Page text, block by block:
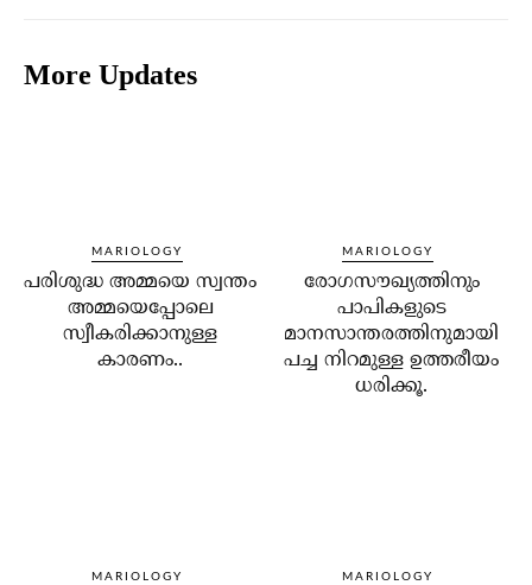
More Updates
MARIOLOGY
പരിശുദ്ധ അമ്മയെ സ്വന്തം
അമ്മയെപ്പോലെ
സ്വീകരിക്കാനുള്ള
കാരണം..
MARIOLOGY
രോഗസൗഖ്യത്തിനും
പാപികളുടെ
മാനസാന്തരത്തിനുമായി
പച്ച നിറമുള്ള ഉത്തരീയം
ധരിക്കൂ.
MARIOLOGY MARIOLOGY